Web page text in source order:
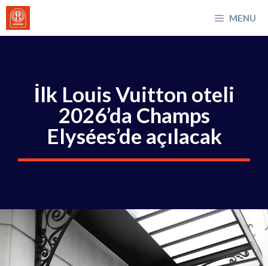
İçeriğe
atla
MENU
İlk Louis Vuitton oteli
2026’da Champs
Elysées’de açılacak